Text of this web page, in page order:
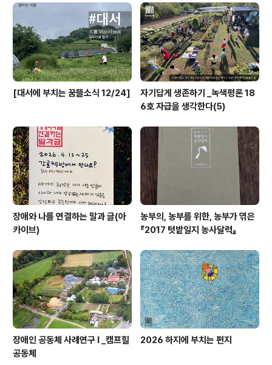
[대서에 부치는 꿈뜰소식 12/24]
자기답게 생존하기 _녹색평론 18
6호 자급을 생각한다(5)
장애와 나를 연결하는 말과 글(아
카이브)
농부의, 농부를 위한, 농부가 엮은
『2017 텃밭일지 농사달력』
장애인 공동체 사례연구 I _캠프힐
공동체
2026 하지에 부치는 편지